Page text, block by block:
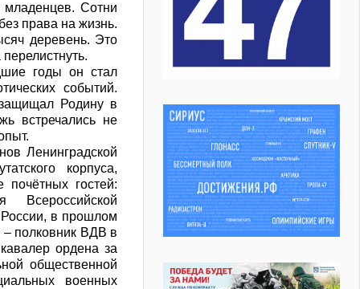
Сотни
права на жизнь.
деревень. Это
годы он стал
событий.
Родину в
встречались не
Ленинградской
корпуса,
гостей:
Всероссийской
в прошлом
– полковник ВДВ в
ордена за
общественной
военных